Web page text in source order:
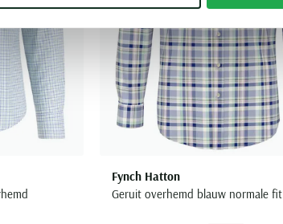
Fynch Hatton
Geruit overhemd blauw normale fit